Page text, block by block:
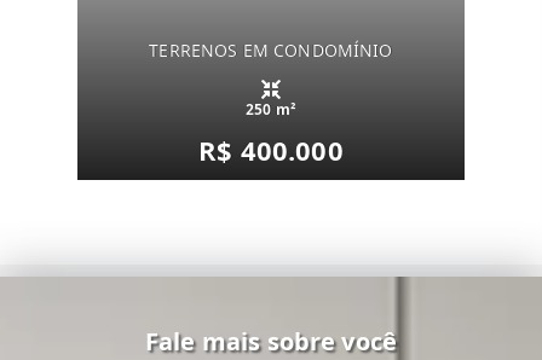
TERRENOS EM CONDOMÍNIO
250 m²
R$ 400.000
Fale mais sobre você